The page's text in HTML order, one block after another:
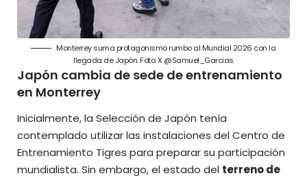
Monterrey suma protagonismo rumbo al Mundial 2026 con la
llegada de Japón. Foto: X @Samuel_Garcias
Japón cambia de sede de entrenamiento
en Monterrey
Inicialmente, la Selección de Japón tenía
contemplado utilizar las instalaciones del Centro de
Entrenamiento Tigres para preparar su participación
mundialista. Sin embargo, el estado del terreno de